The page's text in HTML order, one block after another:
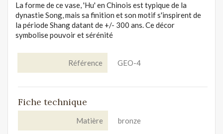
La forme de ce vase, 'Hu' en Chinois est typique de la
dynastie Song, mais sa finition et son motif s'inspirent de
la période Shang datant de +/- 300 ans. Ce décor
symbolise pouvoir et sérénité
Référence GEO-4
Fiche technique
Matière bronze